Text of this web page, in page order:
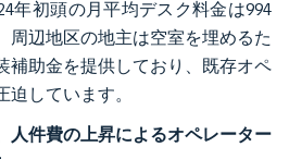
年初頭の月平均デスク料金は994
周辺地区の地主は空室を埋めるた
補助金を提供しており、既存オペ
しています。
人件費の上昇によるオペレーター